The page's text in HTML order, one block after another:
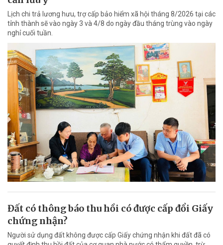
Lịch chi trả lương hưu, trợ cấp bảo hiểm xã hội tháng 8/2026 tại các
tỉnh thành sẽ vào ngày 3 và 4/8 do ngày đầu tháng trùng vào ngày
nghỉ cuối tuần.
Đất có thông báo thu hồi có được cấp đổi Giấy
chứng nhận?
Người sử dụng đất không được cấp Giấy chứng nhận khi đất đã có